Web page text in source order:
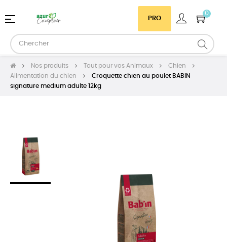
PRO
0
Basculer
navigation
☰
Nos produits Tout pour vos Animaux
Chien
Alimentation du chien
Croquette chien au poulet BABIN
signature medium adulte 12kg